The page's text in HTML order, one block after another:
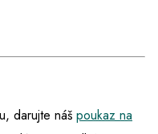
darujte náš poukaz na